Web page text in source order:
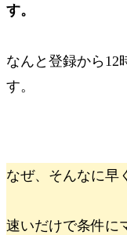
す。
なんと 登録から12
す。
なぜ、そんなに早
速いだけで条件に